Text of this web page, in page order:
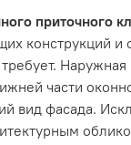
приточного
конструкций и
части
вид фасада.